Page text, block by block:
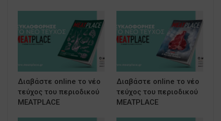
Διαβάστε online το νέο
τεύχος του περιοδικού
MEATPLACE
Διαβάστε online το νέο
τεύχος του περιοδικού
MEATPLACE